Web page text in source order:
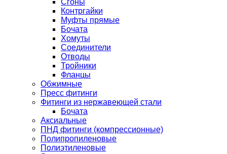
Сгоны
Контргайки
Муфты прямые
Бочата
Хомуты
Соединители
Отводы
Тройники
Фланцы
Обжимные
Пресс фитинги
Фитинги из нержавеющей стали
Бочата
Аксиальные
ПНД фитинги (компрессионные)
Полипропиленовые
Полиэтиленовые